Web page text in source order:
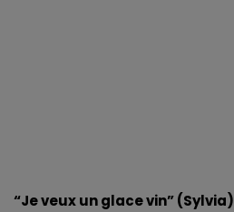
“Je veux un glace vin” (Sylvia)